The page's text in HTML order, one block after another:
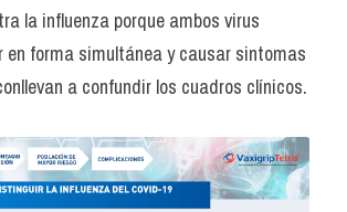
la influenza porque ambos virus
en forma simultánea y causar sintomas